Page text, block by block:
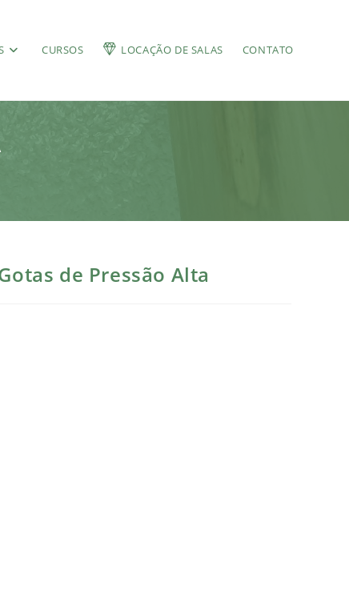
CURSOS LOCAÇÃO DE SALAS CONTATO
de Pressão Alta